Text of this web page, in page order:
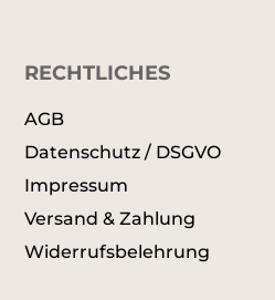
RECHTLICHES
AGB
Datenschutz / DSGVO
Impressum
Versand & Zahlung
Widerrufsbelehrung